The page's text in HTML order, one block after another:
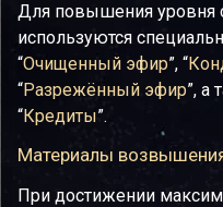
Для повышения уровня
используются
“Очищенный эфир”, “
“Разрежённый эфир”, а
“Кредиты”.
Материалы
При достижении